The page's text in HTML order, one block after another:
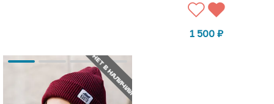
1 500 ₽
НЕТ В НАЛИЧИИ